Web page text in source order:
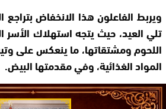
ويربط الفاعلون هذا الانخفاض بتراجع
تلي العيد، حيث يتجه استهلاك الأسر
اللحوم ومشتقاتها، ما ينعكس على
المواد الغذائية، وفي مقدمتها البيض.